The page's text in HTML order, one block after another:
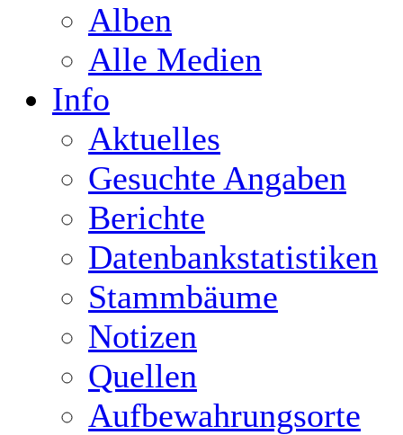
Alben
Alle Medien
Info
Aktuelles
Gesuchte Angaben
Berichte
Datenbankstatistiken
Stammbäume
Notizen
Quellen
Aufbewahrungsorte